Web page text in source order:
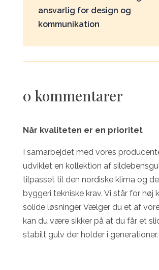
ansvarlig for design og
kommunikation
0 kommentarer
Når kvaliteten er en prioritet
I samarbejdet med vores
udviklet en kollektion af
tilpasset til den nordiske klima og
byggeri tekniske krav. Vi står for høj
solide løsninger. Vælger du et af
kan du være sikker på at du får et
stabilt gulv der holder i generationer.